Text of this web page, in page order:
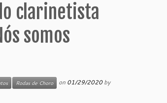
clarinetista
somos
Rodas de Choro on 01/29/2020 by